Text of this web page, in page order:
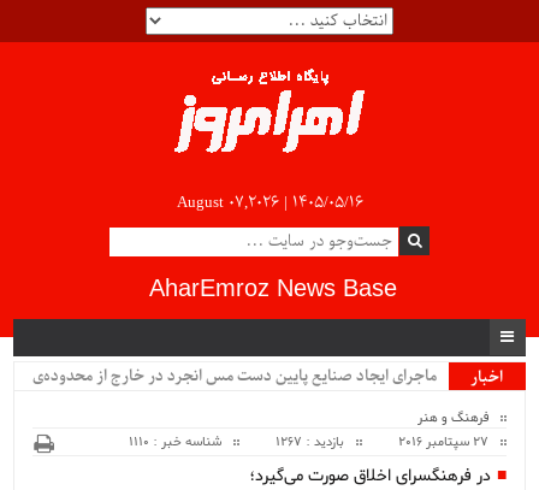
August 07,2026 | ۱۴۰۵/۰۵/۱۶
AharEmroz News Base
اخبار
ماجرای ایجاد صنایع پایین دست مس انجرد در خارج از محدوده‌ی
فرهنگ و هنر
بازدید : 1267 شناسه خبر : 1110
در فرهنگسرای اخلاق صورت می‌گیرد؛